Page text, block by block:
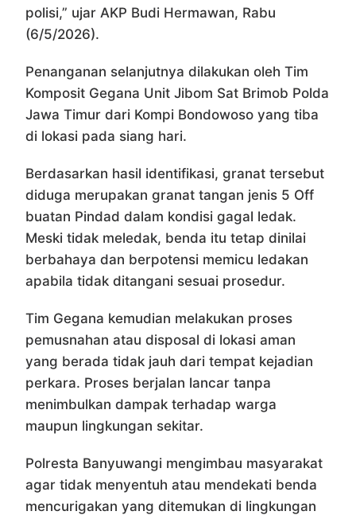
polisi,” ujar AKP Budi Hermawan, Rabu
(6/5/2026).
Penanganan selanjutnya dilakukan oleh Tim
Komposit Gegana Unit Jibom Sat Brimob Polda
Jawa Timur dari Kompi Bondowoso yang tiba
di lokasi pada siang hari.
Berdasarkan hasil identifikasi, granat tersebut
diduga merupakan granat tangan jenis 5 Off
buatan Pindad dalam kondisi gagal ledak.
Meski tidak meledak, benda itu tetap dinilai
berbahaya dan berpotensi memicu ledakan
apabila tidak ditangani sesuai prosedur.
Tim Gegana kemudian melakukan proses
pemusnahan atau disposal di lokasi aman
yang berada tidak jauh dari tempat kejadian
perkara. Proses berjalan lancar tanpa
menimbulkan dampak terhadap warga
maupun lingkungan sekitar.
Polresta Banyuwangi mengimbau masyarakat
agar tidak menyentuh atau mendekati benda
mencurigakan yang ditemukan di lingkungan